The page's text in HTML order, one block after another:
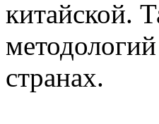
китайской.
странах.